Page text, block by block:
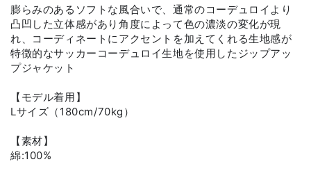
膨らみのあるソフトな風合いで、通常のコーデュロイより
凸凹した立体感があり角度によって色の濃淡の変化が現
れ、コーディネートにアクセントを加えてくれる生地感が
特徴的なサッカーコーデュロイ生地を使用したジップアッ
プジャケット
【モデル着用】
Lサイズ（180cm/70kg）
【素材】
綿:100%